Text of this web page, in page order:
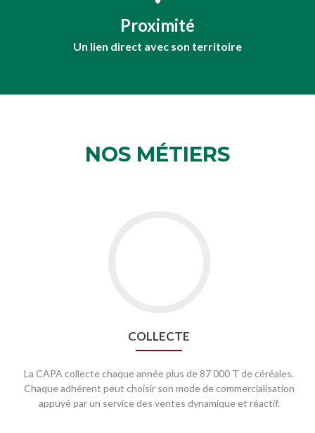
Proximité
Un lien direct avec son territoire
NOS MÉTIERS
COLLECTE
La CAPA collecte chaque année plus de 87 000 T de céréales.
Chaque adhérent peut choisir son mode de commercialisation
appuyé par un service des ventes dynamique et réactif.